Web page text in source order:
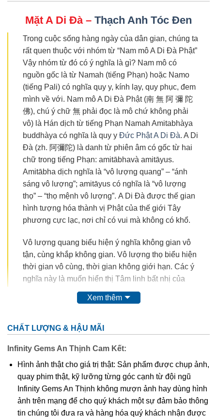
Mặt A Di Đà– Thạch Anh Tóc Đen
Trong cuộc sống hàng ngày của dân gian, chúng ta
rất quen thuộc với nhóm từ “Nam mô A Di Đà Phật”
Vậy nhóm từ đó có ý nghĩa là gì? Nam mô có
nguồn gốc là từ Namah (tiếng Phạn) hoặc Namo
(tiếng Pali) có nghĩa quy y, kính lạy, quy phục, đem
mình về với. Nam mô A Di Đà Phật (南 無 阿 彌 陀
佛), chú ý chữ 無 phải đọc là mô chứ không phải
vô) là Hán dịch từ tiếng Phạn Namah Amitabhàya
buddhàya có nghĩa là quy y Đức Phật A Di Đà. A Di
Đà (zh. 阿彌陀) là danh từ phiên âm có gốc từ hai
chữ trong tiếng Phạn: amitābhavà amitāyus.
Amitābha dịch nghĩa là “vô lượng quang” – “ánh
sáng vô lượng”; amitāyus có nghĩa là “vô lượng
thọ” – “thọ mệnh vô lượng”. A Di Đà được thế gian
hình tượng hóa thành vị Phật của thế giới Tây
phương cực lạc, nơi chỉ có vui mà không có khổ.
Vô lượng quang biểu hiện ý nghĩa không gian vô
tận, cùng khắp không gian. Vô lượng thọ biểu hiện
thời gian vô cùng, thời gian không giới hạn. Các ý
nghĩa này là muốn hiển thị Tâm linh bất nhị của
Đạo Phật. Bất nhị cũng không phải là một, mà là
không có số lượng. Cùng khắp không gian, cùng
nghĩa thực sự của danh xưng A-Di Đà tức là vô
cùng khắp thời gian, không có số lượng cũng có
nghĩa là không có không gian, không có thời gian,
không có số lượng, đó là vì Tâm như hư không vô
sở hữu hay Phật tánh bất nhị, bất biến, bất sinh bất
diệt, cũng có nghĩa là Niết Bàn (Nirvana).
Xem thêm
CHẤT LƯỢNG & HẬU MÃI
Infinity Gems An Thịnh Cam Kết:
Hình ảnh thật cho giá trị thật: Sản phẩm được chụp ảnh,
quay phim thật, kỹ lưỡng từng góc cạnh từ đội ngũ
Infinity Gems An Thịnh không mượn ảnh hay dùng hình
ảnh trên mạng để cho quý khách một sự đảm bảo thông
tin chúng tôi đưa ra và hàng hóa quý khách nhận được